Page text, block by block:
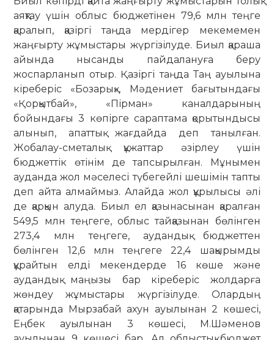
аяқтау үшін облыс бюджетінен 79,6 млн теңге
қаралып, қазіргі таңда мердігер мекемемен
жаңғырту жұмыстары жүргізілуде. Биыл қараша
айында нысанды пайдалануға беру
жоспарланып отыр. Қазіргі таңда Таң ауылына
кіреберіс «Бозарық», Мәдениет бағытындағы
«Қорқытбай», «Пірман» каналдарының
бойындағы 3 көпірге сараптама қорытындысы
алынып, апаттық жағдайда деп танылған.
Жобалау-сметалық құжаттар әзірлеу үшін
бюджеттік өтінім де тапсырылған. Мұнымен
ауданда жол мәселесі түбегейлі шешімін тапты
деп айта алмаймыз. Алайда жол құрылысы әлі
де қарқын алуда. Биыл ел қазынасынан қаралған
549,5 млн теңгеге, облыс тайқазынан бөлінген
273,4 млн теңгеге, аудандық бюджеттен
бөлінген 12,6 млн теңгеге 22,4 шақырымды
құрайтын елді мекендерде 16 көше және
аудандық маңызы бар кіреберіс жолдарға
жөндеу жұмыстары жүргізілуде. Олардың
қатарында Мырзабай ахун ауылынан 2 көшесі,
Еңбек ауылынан 3 көшесі, М.Шәменов